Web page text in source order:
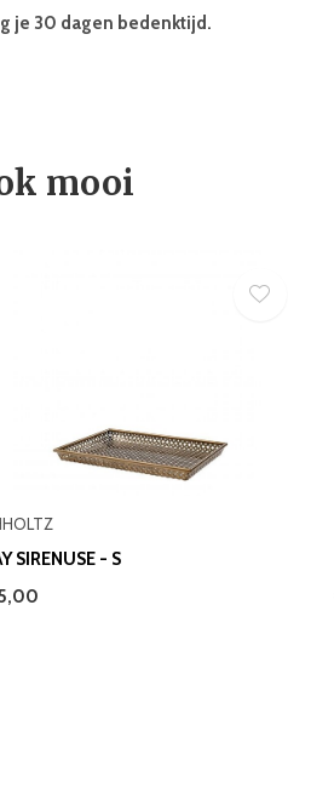
je 30 dagen bedenktijd.
mooi
SIRENUSE - S